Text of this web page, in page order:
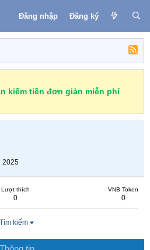
Đăng nhập Đăng ký
kiếm tiền đơn giản miễn phí
2025
Lượt thích
0
VNB Token
0
Tìm kiếm